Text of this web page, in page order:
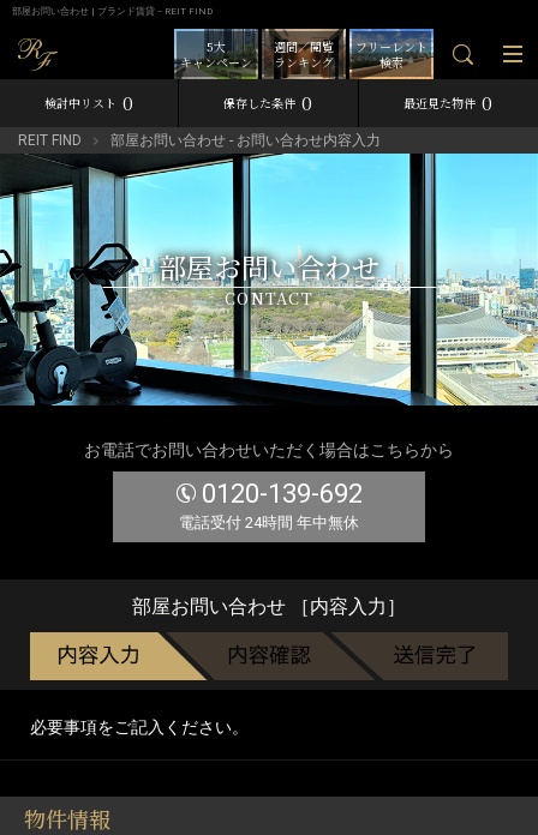
部屋お問い合わせ | ブランド賃貸－REIT FIND
フリーレント
検索
週間／閲覧
ランキング
5大
キャンペーン
検討中リスト 0 保存した条件 0 最近見た物件 0
REIT FIND 部屋お問い合わせ - お問い合わせ内容入力
部屋お問い合わせ
CONTACT
お電話でお問い合わせいただく場合はこちらから
0120-139-692
電話受付 24時間 年中無休
部屋お問い合わせ ［内容入力］
必要事項をご記入ください。
物件情報